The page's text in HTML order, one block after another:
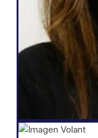
total
clientes
hacer